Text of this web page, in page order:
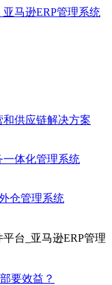
和供应链解决方案
一体化管理系统
仓管理系统
要效益？